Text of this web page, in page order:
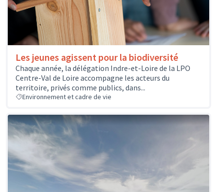
Les jeunes agissent pour la biodiversité
Chaque année, la délégation Indre-et-Loire de la LPO
Centre-Val de Loire accompagne les acteurs du
territoire, privés comme publics, dans...
Environnement et cadre de vie